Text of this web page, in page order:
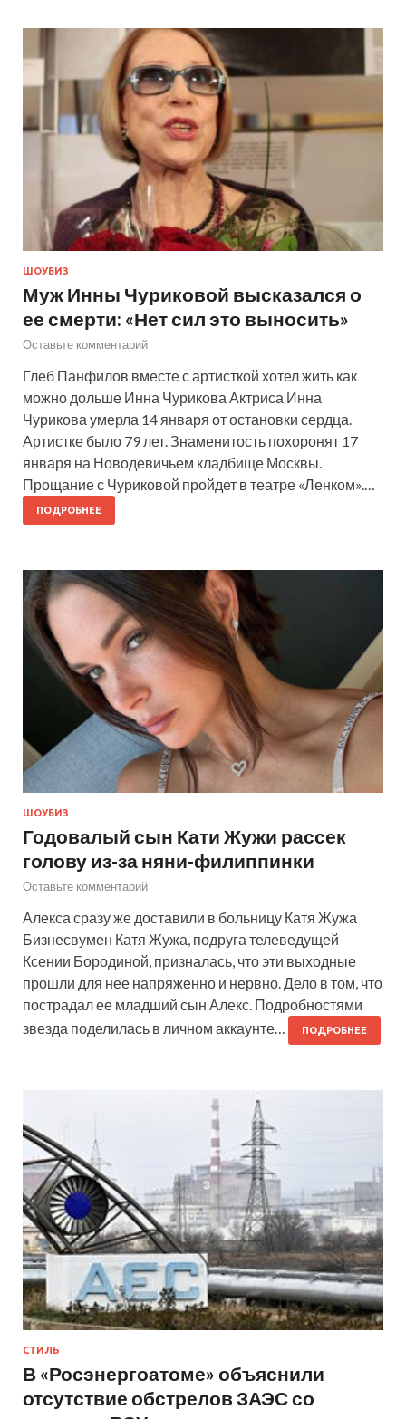
ШОУБИЗ
Муж Инны Чуриковой высказался о
ее смерти: «Нет сил это выносить»
Оставьте комментарий
Глеб Панфилов вместе с артисткой хотел жить как
можно дольше Инна Чурикова Актриса Инна
Чурикова умерла 14 января от остановки сердца.
Артистке было 79 лет. Знаменитость похоронят 17
января на Новодевичьем кладбище Москвы.
Прощание с Чуриковой пройдет в театре «Ленком».…
ПОДРОБНЕЕ
ШОУБИЗ
Годовалый сын Кати Жужи рассек
голову из-за няни-филиппинки
Оставьте комментарий
Алекса сразу же доставили в больницу Катя Жужа
Бизнесвумен Катя Жужа, подруга телеведущей
Ксении Бородиной, призналась, что эти выходные
прошли для нее напряженно и нервно. Дело в том, что
пострадал ее младший сын Алекс. Подробностями
звезда поделилась в личном аккаунте…
ПОДРОБНЕЕ
СТИЛЬ
В «Росэнергоатоме» объяснили
отсутствие обстрелов ЗАЭС со